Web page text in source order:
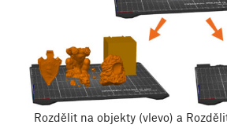
Rozdělit na objekty (vlevo) a